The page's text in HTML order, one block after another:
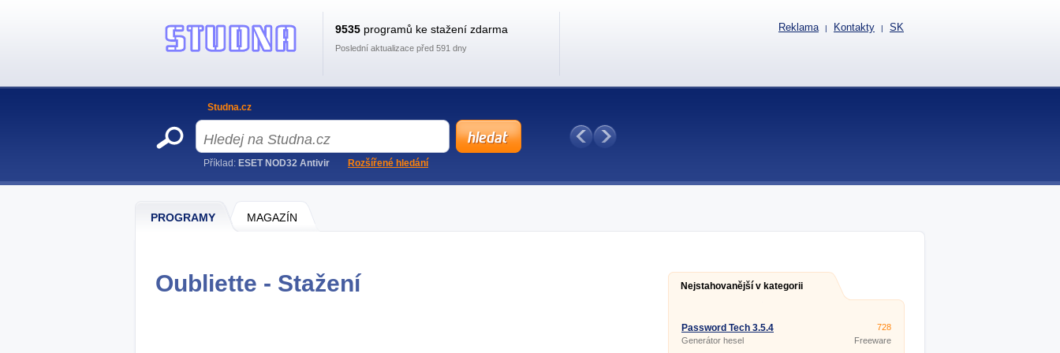
PROGRAMY MAGAZÍN
Oubliette - Stažení Nejstahovanější v kategorii
Password Tech 3.5.4
Generátor hesel
728
Freeware
9535 programů ke stažení zdarma
Poslední aktualizace před 591 dny
Reklama | Kontakty | SK
Studna.cz
Příklad: ESET NOD32 Antivir Rozšířené hledání